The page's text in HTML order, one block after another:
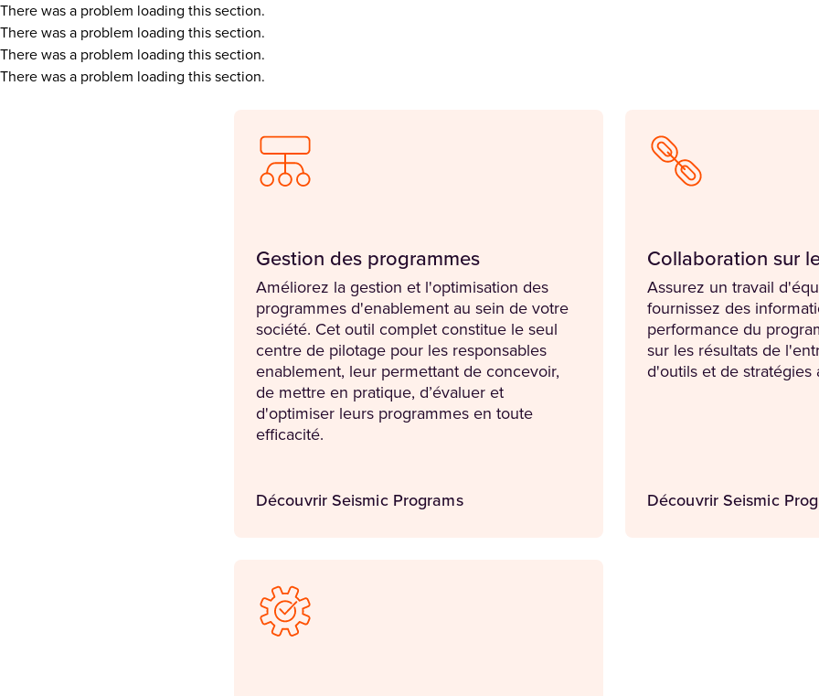
There was a problem loading this section.
There was a problem loading this section.
There was a problem loading this section.
There was a problem loading this section.
Gestion des programmes
Améliorez la gestion et l'optimisation des
programmes d'enablement au sein de votre
société. Cet outil complet constitue le seul
centre de pilotage pour les responsables
enablement, leur permettant de concevoir,
de mettre en pratique, d’évaluer et
d'optimiser leurs programmes en toute
efficacité.
Découvrir Seismic Programs
Collaboration sur
Assurez un travail
fournissez des
performance du
sur les résultats de
d'outils et de stratégies
Découvrir Seismic